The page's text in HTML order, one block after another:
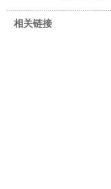
相关链接